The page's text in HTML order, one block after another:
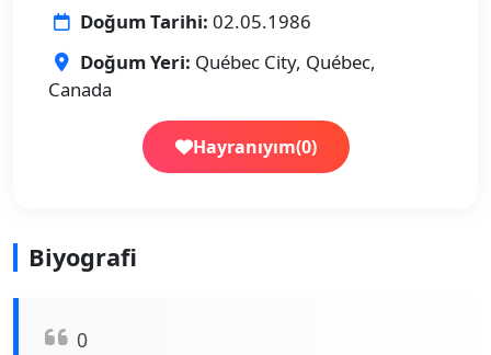
Doğum Tarihi: 02.05.1986
Doğum Yeri: Québec City, Québec,
Canada
Hayranıyım(0)
Biyografi
0